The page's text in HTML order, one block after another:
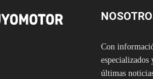
Con
últimas